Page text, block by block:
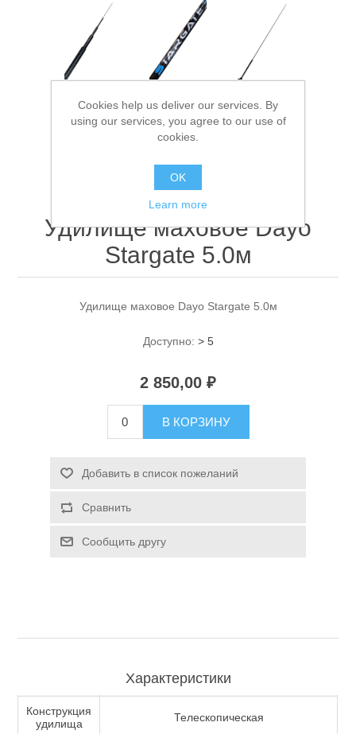
Спасательные средства
Одежда/Обувь
Удилище маховое Dayo
Stargate 5.0м
Удилище маховое Dayo Stargate 5.0м
Доступно: > 5
2 850,00 ₽
В КОРЗИНУ
Добавить в список пожеланий
Сравнить
Сообщить другу
Характеристики
Конструкция
удилища
Телескопическая
Cookies help us deliver our services. By
using our services, you agree to our use of
cookies.
OK
Learn more